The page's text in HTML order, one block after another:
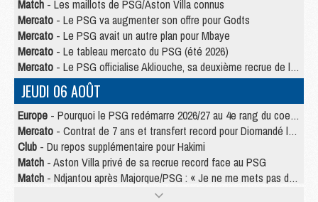
Match - Les maillots de PSG/Aston Villa connus
Mercato - Le PSG va augmenter son offre pour Godts
Mercato - Le PSG avait un autre plan pour Mbaye
Mercato - Le tableau mercato du PSG (été 2026)
Mercato - Le PSG officialise Akliouche, sa deuxième recrue de l’été
JEUDI 06 AOÛT
Europe - Pourquoi le PSG redémarre 2026/27 au 4e rang du coefficient UEFA
Mercato - Contrat de 7 ans et transfert record pour Diomandé loin du PSG
Club - Du repos supplémentaire pour Hakimi
Match - Aston Villa privé de sa recrue record face au PSG
Match - Ndjantou après Majorque/PSG : « Je ne me mets pas de plafond »
- La deuxième recrue du PSG arrive